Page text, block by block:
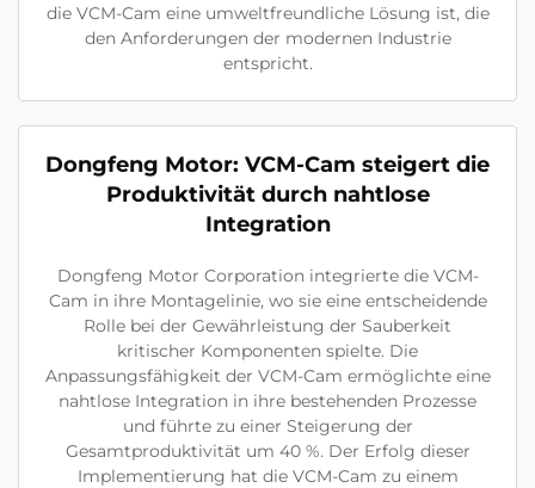
die VCM-Cam eine umweltfreundliche Lösung ist, die
den Anforderungen der modernen Industrie
entspricht.
Dongfeng Motor: VCM-Cam steigert die
Produktivität durch nahtlose
Integration
Dongfeng Motor Corporation integrierte die VCM-
Cam in ihre Montagelinie, wo sie eine entscheidende
Rolle bei der Gewährleistung der Sauberkeit
kritischer Komponenten spielte. Die
Anpassungsfähigkeit der VCM-Cam ermöglichte eine
nahtlose Integration in ihre bestehenden Prozesse
und führte zu einer Steigerung der
Gesamtproduktivität um 40 %. Der Erfolg dieser
Implementierung hat die VCM-Cam zu einem